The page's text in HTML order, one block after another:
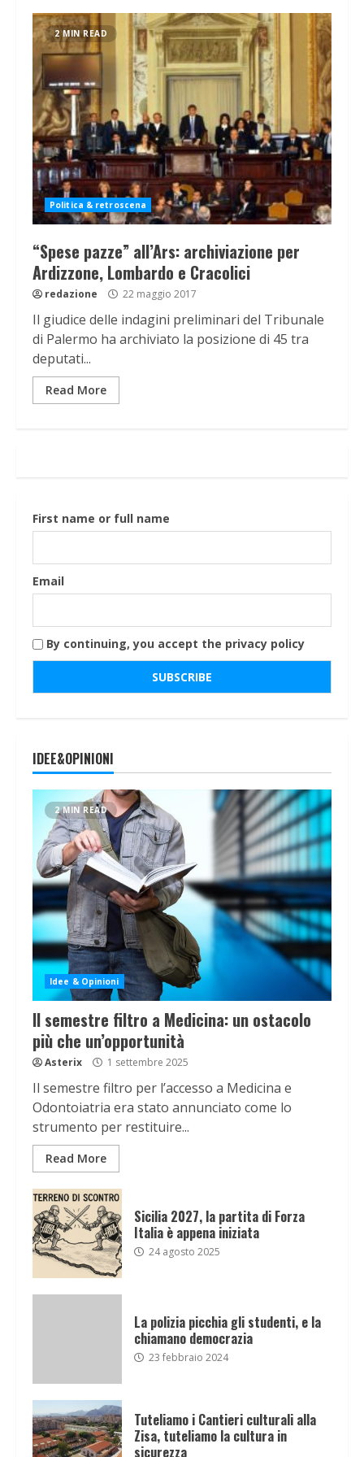
2 MIN READ
Politica & retroscena
“Spese pazze” all’Ars: archiviazione per
Ardizzone, Lombardo e Cracolici
redazione 22 maggio 2017
Il giudice delle indagini preliminari del Tribunale
di Palermo ha archiviato la posizione di 45 tra
deputati...
Read More
First name or full name
Email
By continuing, you accept the privacy policy
IDEE&OPINIONI
2 MIN READ
Idee & Opinioni
Il semestre filtro a Medicina: un ostacolo
più che un’opportunità
Asterix 1 settembre 2025
Il semestre filtro per l’accesso a Medicina e
Odontoiatria era stato annunciato come lo
strumento per restituire...
Read More
Sicilia 2027, la partita di Forza
Italia è appena iniziata
24 agosto 2025
La polizia picchia gli studenti, e la
chiamano democrazia
23 febbraio 2024
Tuteliamo i Cantieri culturali alla
Zisa, tuteliamo la cultura in
sicurezza